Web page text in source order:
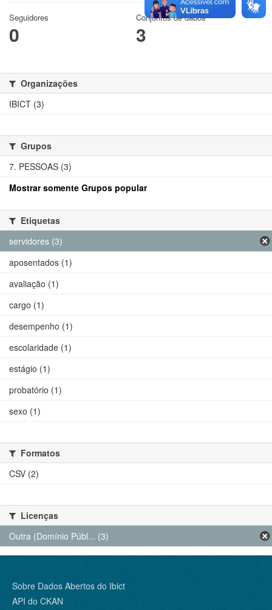
Seguidores
0
Conjuntos de dados
3
Organizações
IBICT (3)
Grupos
7. PESSOAS (3)
Mostrar somente Grupos popular
Etiquetas
servidores (3)
aposentados (1)
avaliação (1)
cargo (1)
desempenho (1)
escolaridade (1)
estágio (1)
probatório (1)
sexo (1)
Formatos
CSV (2)
Licenças
Outra (Domínio Públ... (3)
Sobre Dados Abertos do Ibict
API do CKAN